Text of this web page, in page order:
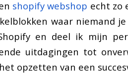
shopify webshop echt zo
waar niemand
en deel ik mijn
uitdagingen tot
opzetten van een